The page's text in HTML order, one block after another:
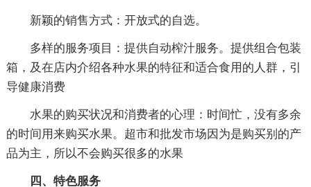
新颖的销售方式：开放式的自选。
多样的服务项目：提供自动榨汁服务。提供组合包装
箱，及在店内介绍各种水果的特征和适合食用的人群，引
导健康消费
水果的购买状况和消费者的心理：时间忙，没有多余
的时间用来购买水果。超市和批发市场因为是购买别的产
品为主，所以不会购买很多的水果
四、特色服务